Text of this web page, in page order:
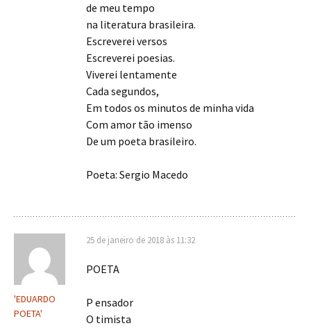
de meu tempo
na literatura brasileira.
Escreverei versos
Escreverei poesias.
Viverei lentamente
Cada segundos,
Em todos os minutos de minha vida
Com amor tão imenso
De um poeta brasileiro.
Poeta: Sergio Macedo
'EDUARDO
POETA'
25 de janeiro de 2018 às 11:32
POETA
P ensador
O timista